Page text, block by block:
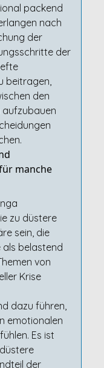
packend
nach
der
der
beitragen,
den
aufzubauen
manche
zu düstere
sein, die
als belastend
von
Krise
dazu führen,
emotionalen
Es ist
der